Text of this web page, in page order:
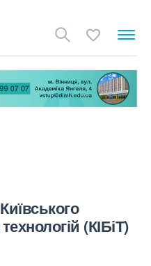
(КІБіТ)